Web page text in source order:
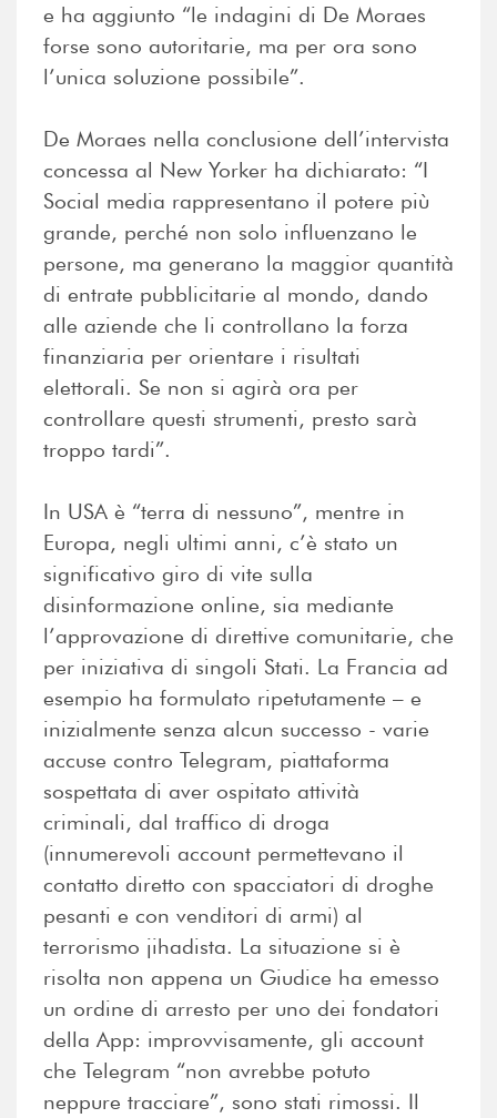
e ha aggiunto “le indagini di De Moraes
forse sono autoritarie, ma per ora sono
l’unica soluzione possibile”.
De Moraes nella conclusione dell’intervista
concessa al New Yorker ha dichiarato: “I
Social media rappresentano il potere più
grande, perché non solo influenzano le
persone, ma generano la maggior quantità
di entrate pubblicitarie al mondo, dando
alle aziende che li controllano la forza
finanziaria per orientare i risultati
elettorali. Se non si agirà ora per
controllare questi strumenti, presto sarà
troppo tardi”.
In USA è “terra di nessuno”, mentre in
Europa, negli ultimi anni, c’è stato un
significativo giro di vite sulla
disinformazione online, sia mediante
l’approvazione di direttive comunitarie, che
per iniziativa di singoli Stati. La Francia ad
esempio ha formulato ripetutamente – e
inizialmente senza alcun successo - varie
accuse contro Telegram, piattaforma
sospettata di aver ospitato attività
criminali, dal traffico di droga
(innumerevoli account permettevano il
contatto diretto con spacciatori di droghe
pesanti e con venditori di armi) al
terrorismo jihadista. La situazione si è
risolta non appena un Giudice ha emesso
un ordine di arresto per uno dei fondatori
della App: improvvisamente, gli account
che Telegram “non avrebbe potuto
neppure tracciare”, sono stati rimossi. Il